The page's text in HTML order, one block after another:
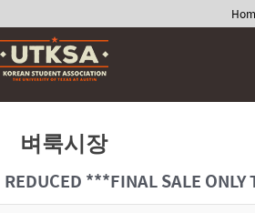
Skip
to
content
벼룩시장
REDUCED ***FINAL SALE ONLY